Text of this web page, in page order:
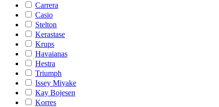
Carrera
Casio
Stelton
Kerastase
Krups
Havaianas
Hestra
Triumph
Issey Miyake
Kay Bojesen
Korres